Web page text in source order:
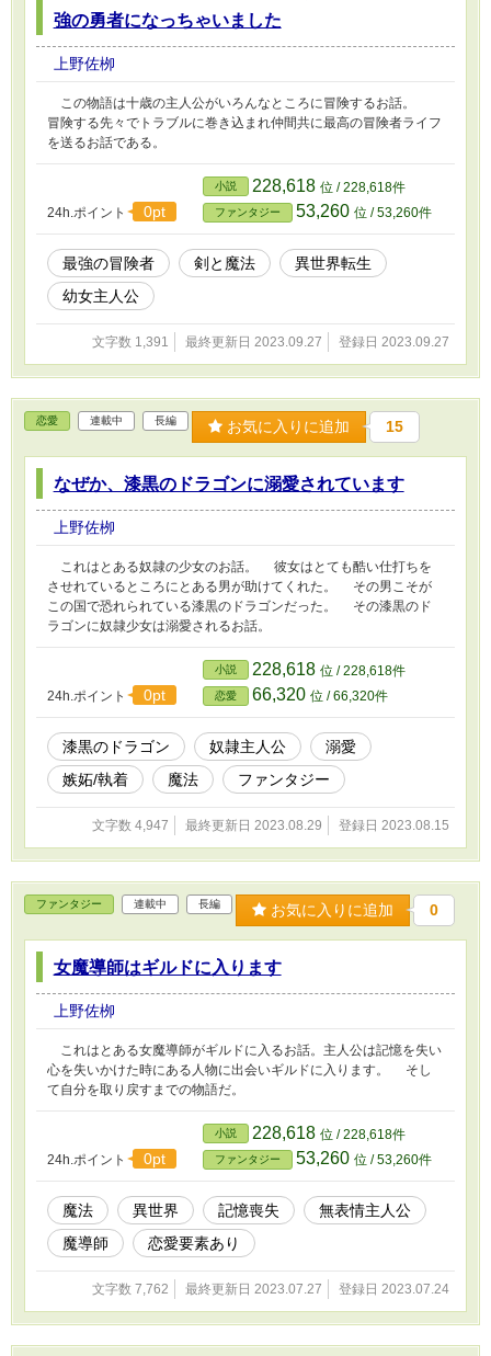
強の勇者になっちゃいました
上野佐栁
この物語は十歳の主人公がいろんなところに冒険するお話。
冒険する先々でトラブルに巻き込まれ仲間共に最高の冒険者ライフ
を送るお話である。
24h.ポイント 0pt
小説 228,618 位 / 228,618件
ファンタジー 53,260 位 / 53,260件
最強の冒険者 剣と魔法
異世界転生
幼女主人公
文字数 1,391 最終更新日 2023.09.27 登録日 2023.09.27
恋愛 連載中 長編 お気に入りに追加 15
なぜか、漆黒のドラゴンに溺愛されています
上野佐栁
これはとある奴隷の少女のお話。 彼女はとても酷い仕打ちを
させれているところにとある男が助けてくれた。 その男こそが
この国で恐れられている漆黒のドラゴンだった。 その漆黒のド
ラゴンに奴隷少女は溺愛されるお話。
24h.ポイント 0pt
小説 228,618 位 / 228,618件
恋愛 66,320 位 / 66,320件
漆黒のドラゴン 奴隷主人公
溺愛
嫉妬/執着
魔法 ファンタジー
文字数 4,947 最終更新日 2023.08.29 登録日 2023.08.15
ファンタジー 連載中 長編 お気に入りに追加 0
女魔導師はギルドに入ります
上野佐栁
これはとある女魔導師がギルドに入るお話。主人公は記憶を失い
心を失いかけた時にある人物に出会いギルドに入ります。 そし
て自分を取り戻すまでの物語だ。
24h.ポイント 0pt
小説 228,618 位 / 228,618件
ファンタジー 53,260 位 / 53,260件
魔法 異世界 記憶喪失
無表情主人公
魔導師
恋愛要素あり
文字数 7,762 最終更新日 2023.07.27 登録日 2023.07.24